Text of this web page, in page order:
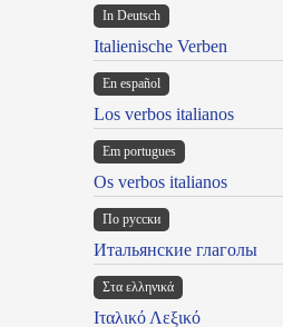
In Deutsch
Italienische Verben
En español
Los verbos italianos
Em portugues
Os verbos italianos
По русски
Итальянские глаголы
Στα ελληνικά
Ιταλικό Λεξικό